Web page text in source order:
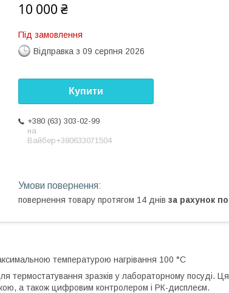
10 000 ₴
Під замовлення
Відправка з 09 серпня 2026
Купити
+380 (63) 303-02-99
на
Вайбер+380633071504
повернення товару протягом 14 днів за рахунок
температурою нагрівання 100 °C
термостатування зразків у лабораторному посуді.
а також цифровим контролером і РК-дисплеєм.